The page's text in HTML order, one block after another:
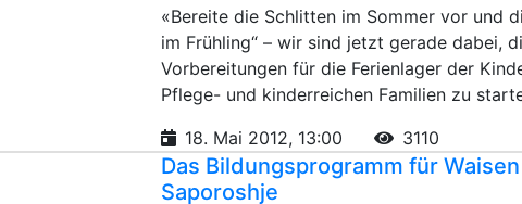
«Bereite die Schlitten im Sommer vor und
im Frühling“ – wir sind jetzt gerade dabei,
Vorbereitungen für die Ferienlager der
Pflege- und kinderreichen Familien zu
18. Mai 2012, 13:00
3110
Das Bildungsprogramm für
Saporoshje